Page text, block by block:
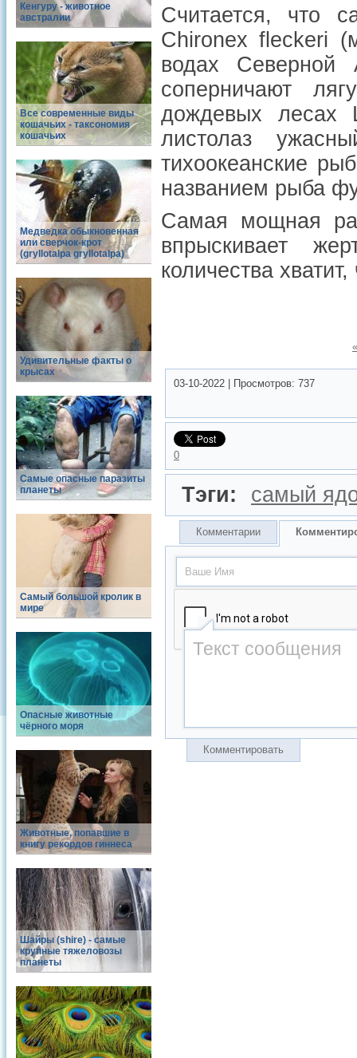
Кенгуру - животное
австралии
Все современные виды
кошачьих - таксономия
кошачьих
Медведка обыкновенная
или сверчок-крот
(gryllotalpa gryllotalpa)
Удивительные факты о
крысах
Самые опасные паразиты
планеты
Самый большой кролик в
мире
Опасные животные
чёрного моря
Животные, попавшие в
книгу рекордов гиннеса
Шайры (shire) - самые
крупные тяжеловозы
планеты
Считается, что
Chironex fleckeri
водах
соперничают
дождевых лесах
листолаз
тихоокеанские
названием рыба
Самая мощная
впрыскивает
количества
03-10-2022 Просмотров: 737
0
Тэги: самый
Комментарии
Комментировать